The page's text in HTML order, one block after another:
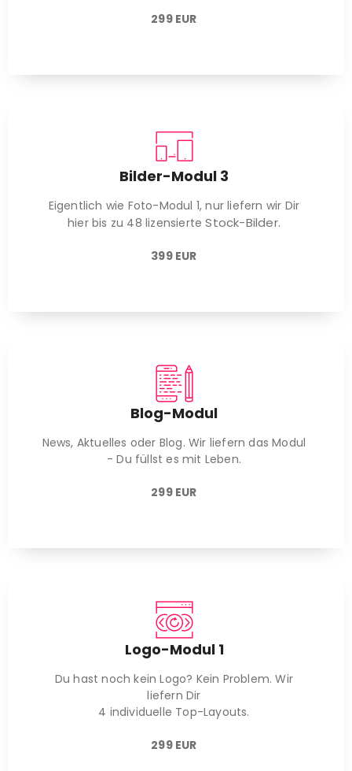
299 EUR
Bilder-Modul 3
Eigentlich wie Foto-Modul 1, nur liefern wir Dir
hier bis zu 48 lizensierteStock-Bilder.
399 EUR
Blog-Modul
News, Aktuelles oder Blog. Wir liefern das Modul
- Du füllst es mit Leben.
299 EUR
Logo-Modul 1
Du hast noch kein Logo? Kein Problem. Wir
liefern Dir
4 individuelle Top-Layouts.
299 EUR